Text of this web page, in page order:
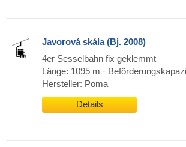
Javorová skála (Bj. 2008)
4er Sesselbahn fix geklemmt
Länge: 1095 m ·
Hersteller: Poma
Details